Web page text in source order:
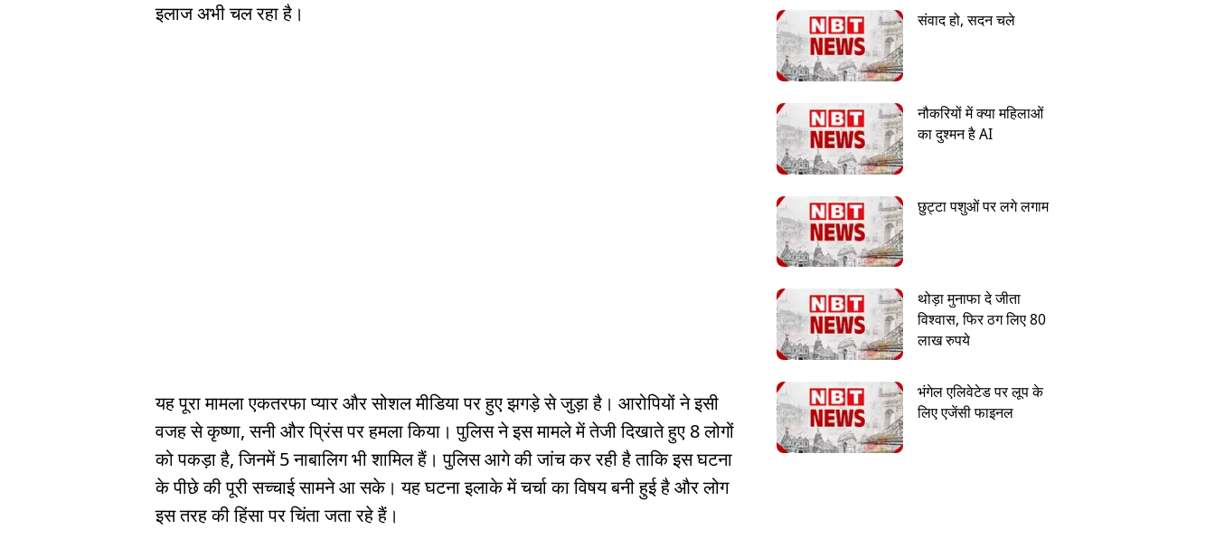
इलाज अभी चल रहा है।
यह पूरा मामला एकतरफा प्यार और सोशल मीडिया पर हुए झगड़े से जुड़ा है। आरोपियों ने इसी
वजह से कृष्णा, सनी और प्रिंस पर हमला किया। पुलिस ने इस मामले में तेजी दिखाते हुए 8 लोगों
को पकड़ा है, जिनमें 5 नाबालिग भी शामिल हैं। पुलिस आगे की जांच कर रही है ताकि इस घटना
के पीछे की पूरी सच्चाई सामने आ सके। यह घटना इलाके में चर्चा का विषय बनी हुई है और लोग
इस तरह की हिंसा पर चिंता जता रहे हैं।
संवाद हो, सदन चले
नौकरियों में क्या महिलाओं
का दुश्मन है AI
छुट्टा पशुओं पर लगे लगाम
थोड़ा मुनाफा दे जीता
विश्वास, फिर ठग लिए 80
लाख रुपये
भंगेल एलिवेटेड पर लूप के
लिए एजेंसी फाइनल